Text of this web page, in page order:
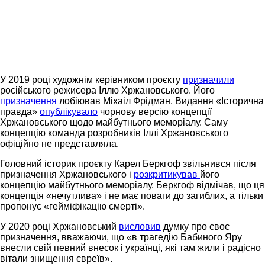
У 2019 році художнім керівником проєкту призначили
російського режисера Іллю Хржановського. Його
призначення лобіював Міхаіл Фрідман. Видання «Історична
правда» опублікувало чорнову версію концепції
Хржановського щодо майбутнього меморіалу. Саму
концепцію команда розробників Іллі Хржановського
офіційно не представляла.
Головний історик проєкту Карел Беркгоф звільнився після
призначення Хржановського і розкритикував його
концепцію майбутнього меморіалу. Беркгоф відмічав, що ця
концепція «нечутлива» і не має поваги до загиблих, а тільки
пропонує «гейміфікацію смерті».
У 2020 році Хржановський висловив думку про своє
призначення, вважаючи, що «в трагедію Бабиного Яру
внесли свій певний внесок і українці, які там жили і радісно
вітали знищення євреїв».